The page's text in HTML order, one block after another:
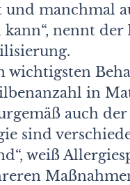
manchmal
nennt
wichtigsten
in
auch
sind
weiß